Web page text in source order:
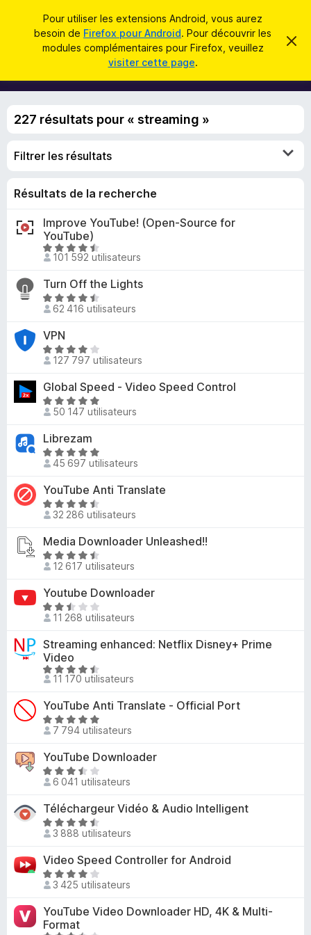
Pour utiliser les extensions Android, vous aurez
besoin de Firefox pour Android. Pour découvrir les
modules complémentaires pour Firefox, veuillez
visiter cette page.
C
s
M
o
u
e
u
l
u
f
Connexion
e
227 résultats pour « streaming »
Filtrer les résultats
Résultats de la recherche
Improve YouTube! (Open-Source for
YouTube)
N
o
t
é
4
3
s
u
r
5
101 592 utilisateurs
Turn Off the Lights
N
o
t
é
4
6
s
u
5
62 416 utilisateurs
VPN
N
o
t
é
4
2
s
u
5
127 797 utilisateurs
Global Speed - Video Speed Control
N
o
t
é
4
8
s
u
5
50 147 utilisateurs
Librezam
N
o
t
é
4
8
s
u
5
45 697 utilisateurs
YouTube Anti Translate
N
o
t
é
4
3
s
u
5
32 286 utilisateurs
Media Downloader Unleashed!!
N
o
t
é
4
3
s
u
5
12 617 utilisateurs
Youtube Downloader
N
o
t
é
2
,
s
u
5
11 268 utilisateurs
Streaming enhanced: Netflix Disney+ Prime
Video
N
o
t
é
4
6
s
u
r
5
11 170 utilisateurs
YouTube Anti Translate - Official Port
N
o
t
é
4
8
s
u
5
7 794 utilisateurs
YouTube Downloader
N
o
t
é
3
3
s
u
5
6 041 utilisateurs
Téléchargeur Vidéo & Audio Intelligent
N
o
t
é
4
3
s
3 888 utilisateurs
Video Speed Controller for Android
N
o
t
é
3 425 utilisateurs
YouTube Video Downloader HD, 4K & Multi-
Format